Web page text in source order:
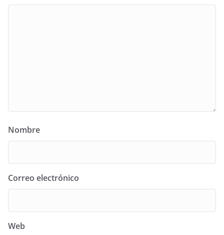
Nombre
Correo electrónico
Web